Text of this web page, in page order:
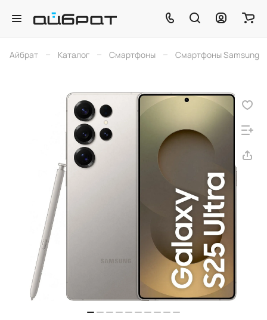
Айбрат – Каталог – Смартфоны – Смартфоны Samsung